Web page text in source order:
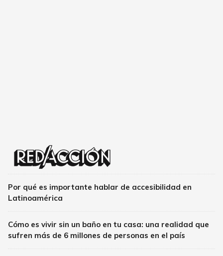
Por qué es importante hablar de accesibilidad en
Latinoamérica
Cómo es vivir sin un baño en tu casa: una realidad que
sufren más de 6 millones de personas en el país